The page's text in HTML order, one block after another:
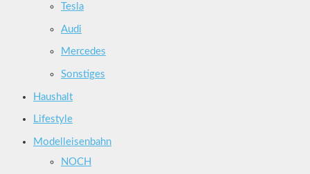
Tesla
Audi
Mercedes
Sonstiges
Haushalt
Lifestyle
Modelleisenbahn
NOCH